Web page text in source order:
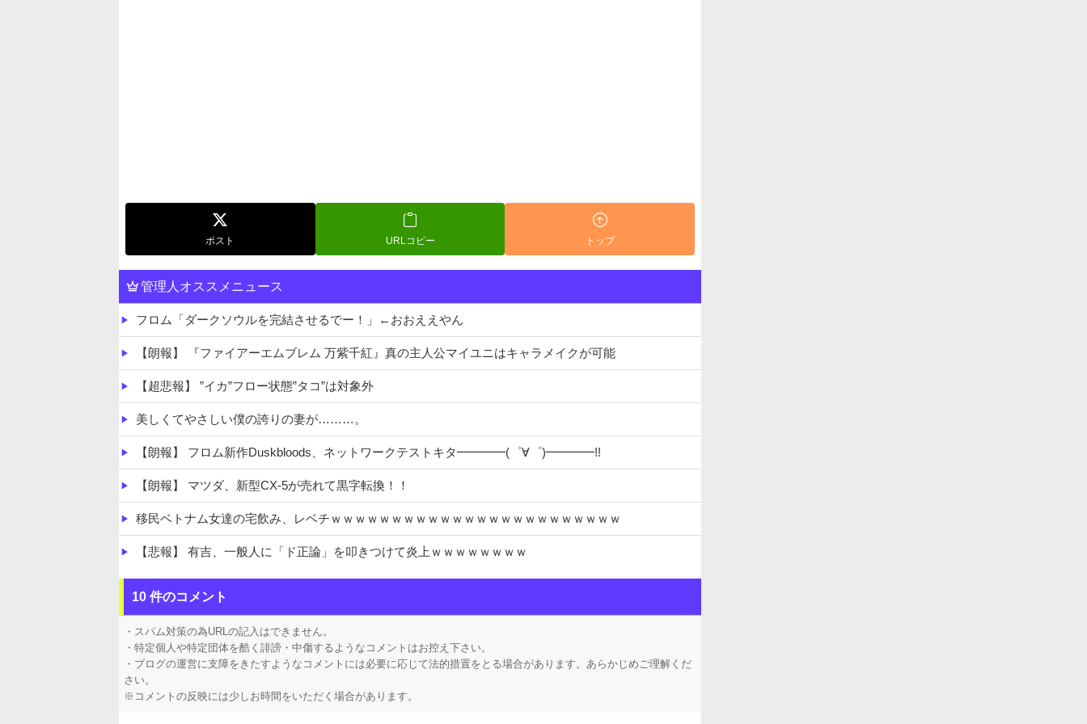
ポスト URLコピー トップ
管理人オススメニュース
フロム「ダークソウルを完結させるでー！」←おおええやん
【朗報】 『ファイアーエムブレム 万紫千紅』真の主人公マイユニはキャラメイクが可能
【超悲報】 ”イカ”フロー状態”タコ”は対象外
美しくてやさしい僕の誇りの妻が………。
【朗報】 フロム新作Duskbloods、ネットワークテストキタ━━━━(゜∀゜)━━━━!!
【朗報】 マツダ、新型CX-5が売れて黒字転換！！
移民ベトナム女達の宅飲み、レベチｗｗｗｗｗｗｗｗｗｗｗｗｗｗｗｗｗｗｗｗｗｗｗｗ
【悲報】 有吉、一般人に「ド正論」を叩きつけて炎上ｗｗｗｗｗｗｗｗ
【VTuber】 千羽師匠、Grokに自分の気持ち悪いツイート聞くやつやってるのかなって思ったら相手鴨神やんけ
10 件のコメント
・スパム対策の為URLの記入はできません。
・特定個人や特定団体を酷く誹謗・中傷するようなコメントはお控え下さい。
・ブログの運営に支障をきたすようなコメントには必要に応じて法的措置をとる場合があります。あらかじめご理解くだ
さい。
※コメントの反映には少しお時間をいただく場合があります。